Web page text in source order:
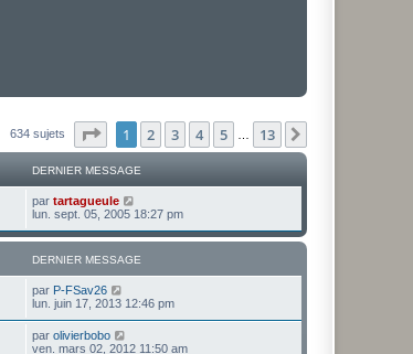
634 sujets Page sur13
1 2 3 4 5 13
DERNIER MESSAGE
par tartagueule
lun. sept. 05, 2005 18:27 pm
DERNIER MESSAGE
par P-FSav26
lun. juin 17, 2013 12:46 pm
par olivierbobo
ven. mars 02, 2012 11:50 am